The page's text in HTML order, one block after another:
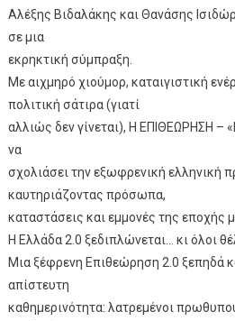
Αλέξης Βιδαλάκης και Θανάσης
σε μια
εκρηκτική σύμπραξη.
Με αιχμηρό χιούμορ, καταιγιστική
πολιτική σάτιρα (γιατί
αλλιώς δεν γίνεται), Η ΕΠΙΘΕΩΡΗΣΗ –
να
σχολιάσει την εξωφρενική ελληνική
καυτηριάζοντας πρόσωπα,
καταστάσεις και εμμονές της εποχής
Η Ελλάδα 2.0 ξεδιπλώνεται… κι όλοι
Μια ξέφρενη Επιθεώρηση 2.0 ξεπηδά
απίστευτη
καθημερινότητα: λατρεμένοι